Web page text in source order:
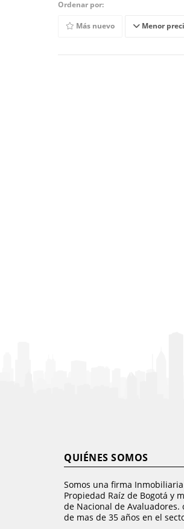
Ordenar por:
Más nuevo Menor
QUIÉNES SOMOS
Somos una firma
Propiedad Raíz de Bogotá y
de Nacional de Avaluadores.
de mas de 35 años en el